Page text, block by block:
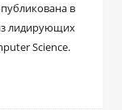
в
лидирующих
Science.